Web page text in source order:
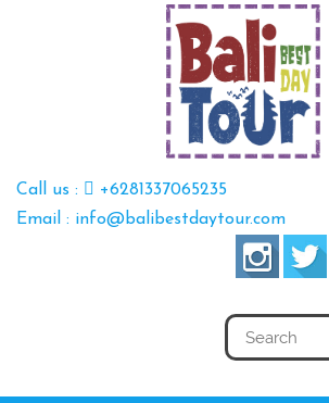
Call us :
+6281337065235
Email : info@balibestdaytour.com